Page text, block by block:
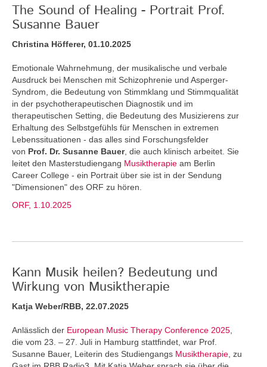
The Sound of Healing - Portrait Prof.
Susanne Bauer
Christina Höfferer, 01.10.2025
Emotionale Wahrnehmung, der musikalische und verbale
Ausdruck bei Menschen mit Schizophrenie und Asperger-
Syndrom, die Bedeutung von Stimmklang und Stimmqualität
in der psychotherapeutischen Diagnostik und im
therapeutischen Setting, die Bedeutung des Musizierens zur
Erhaltung des Selbstgefühls für Menschen in extremen
Lebenssituationen - das alles sind Forschungsfelder
von Prof. Dr. Susanne Bauer, die auch klinisch arbeitet. Sie
leitet den Masterstudiengang Musiktherapie am Berlin
Career College - ein Portrait über sie ist in der Sendung
"Dimensionen" des ORF zu hören.
ORF, 1.10.2025
Kann Musik heilen? Bedeutung und
Wirkung von Musiktherapie
Katja Weber/RBB, 22.07.2025
Anlässlich der European Music Therapy Conference 2025
die vom 23. – 27. Juli in Hamburg stattfindet, war Prof.
Susanne Bauer, Leiterin des Studiengangs Musiktherapie , zu